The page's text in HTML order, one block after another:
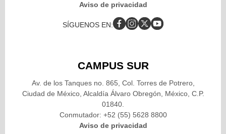
Aviso de privacidad
SÍGUENOS EN:
CAMPUS SUR
Av. de los Tanques no. 865, Col. Torres de Potrero,
Ciudad de México, Alcaldía Álvaro Obregón, México, C.P.
01840.
Conmutador: +52 (55) 5628 8800
Aviso de privacidad